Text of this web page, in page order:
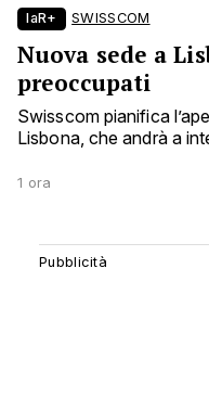
laR+ SWISSCOM
Nuova sede a
preoccupati
Swisscom pianifica
Lisbona, che andrà a
1 ora